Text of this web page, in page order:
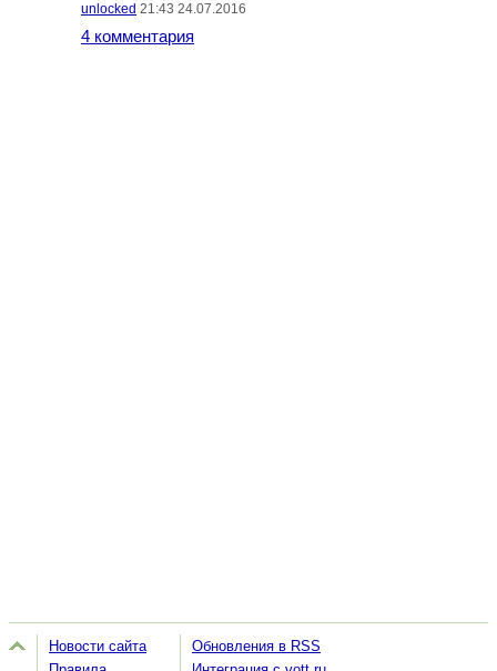
unlocked 21:43 24.07.2016
4 комментария
Новости сайта
Обновления в RSS